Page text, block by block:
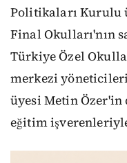
Politikaları Kurulu
Final Okulları'nın
Türkiye Özel
merkezi
üyesi Metin
eğitim